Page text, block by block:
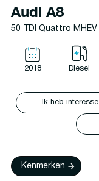
Audi A8
50 TDI Quattro MHEV
2018 Diesel
Ik heb interesse
Kenmerken